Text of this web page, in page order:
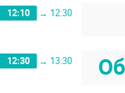
12:10 → 12:30
12:30 → 13:30